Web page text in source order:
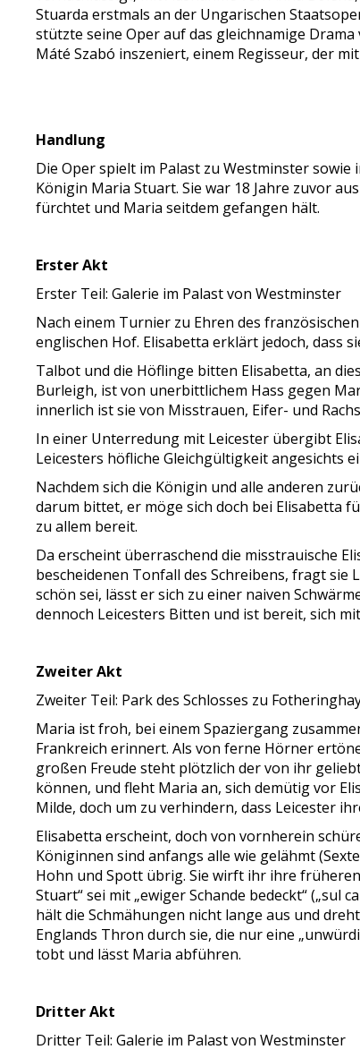
Stuarda erstmals an der Ungarischen
stützte seine Oper auf das gleichnamige
Máté Szabó inszeniert, einem Regisseur, der
Handlung
Die Oper spielt im Palast zu Westminster
Königin Maria Stuart. Sie war 18 Jahre zuvor
fürchtet und Maria seitdem gefangen hält.
Erster Akt
Erster Teil: Galerie im Palast von Westminster
Nach einem Turnier zu Ehren des
englischen Hof. Elisabetta erklärt jedoch, dass
Talbot und die Höflinge bitten Elisabetta, an
Burleigh, ist von unerbittlichem Hass gegen
innerlich ist sie von Misstrauen, Eifer- und
In einer Unterredung mit Leicester übergibt
Leicesters höfliche Gleichgültigkeit angesichts
Nachdem sich die Königin und alle anderen
darum bittet, er möge sich doch bei Elisabetta
zu allem bereit.
Da erscheint überraschend die misstrauische
bescheidenen Tonfall des Schreibens, fragt
schön sei, lässt er sich zu einer naiven
dennoch Leicesters Bitten und ist bereit, sich
Zweiter Akt
Zweiter Teil: Park des Schlosses zu
Maria ist froh, bei einem Spaziergang
Frankreich erinnert. Als von ferne Hörner
großen Freude steht plötzlich der von ihr
können, und fleht Maria an, sich demütig vor
Milde, doch um zu verhindern, dass Leicester
Elisabetta erscheint, doch von vornherein
Königinnen sind anfangs alle wie gelähmt
Hohn und Spott übrig. Sie wirft ihr ihre
Stuart“ sei mit „ewiger Schande bedeckt“
hält die Schmähungen nicht lange aus und
Englands Thron durch sie, die nur eine
tobt und lässt Maria abführen.
Dritter Akt
Dritter Teil: Galerie im Palast von Westminster